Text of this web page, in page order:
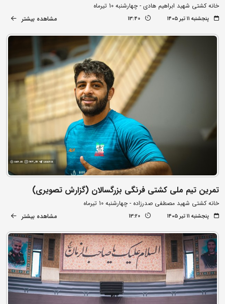
خانه کشتی شهید ابراهیم هادی - چهارشنبه 10 تیرماه
پنجشنبه ۱۱ تیر ۱۴۰۵ 13:40 مشاهده بیشتر
تمرین تیم ملی کشتی فرنگی بزرگسالان (گزارش تصویری)
خانه کشتی شهید مصطفی صدرزاده - چهارشنبه 10 تیرماه
پنجشنبه ۱۱ تیر ۱۴۰۵ 13:20 مشاهده بیشتر